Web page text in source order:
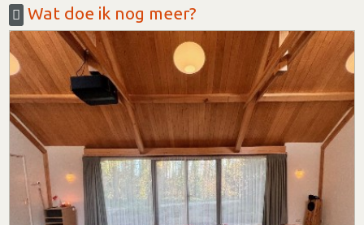
Wat doe ik nog meer?